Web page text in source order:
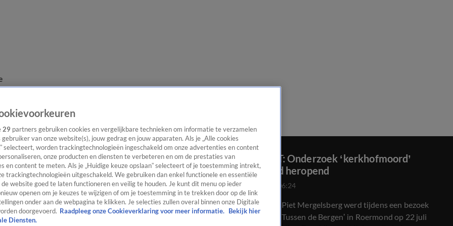
GEZOCHT: Onderzoek ‘kerkhofmoord’
Roermond heropend
25 juli 2020, 06:24
De 75-jarige Piet Mergelsberg werd tijdens een bezoek
aan kerkhof ‘Tussen de Bergen’ in Roermond op 22 juli
29 partners gebruiken cookies en vergelijkbare technieken om informatie te verzamelen
gebruiker van onze website(s), jouw gedrag en jouw apparaten. Als je „Alle cookies
selecteert, worden trackingtechnologieën ingeschakeld om onze advertenties en content
onze producten en diensten te verbeteren en om de prestaties van
en content te meten. Als je „Huidige keuze opslaan” selecteert of je toestemming intrekt,
trackingtechnologieën uitgeschakeld. We gebruiken dan enkel functionele en essentiële
de website goed te laten functioneren en veilig te houden. Je kunt dit menu op ieder
openen om je keuzes te wijzigen of om je toestemming in te trekken door op de link
onder aan de webpagina te klikken. Je selecties zullen overal binnen onze Digitale
doorgevoerd. Raadpleeg onze Cookieverklaring voor meer informatie. Bekijk hier
Diensten.